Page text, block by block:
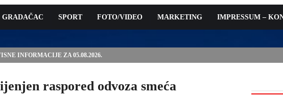
GRADAČAC SPORT FOTO/VIDEO MARKETING IMPRESSUM –
POZIV ZA PODNOŠENJE ZAHTJEVA ZA OSTVARIVANJE PRAVA NA
TROŠKOVA PROVOĐENJA PROGRAMA PREVENTIVNIH MJERA
raspored odvoza smeća